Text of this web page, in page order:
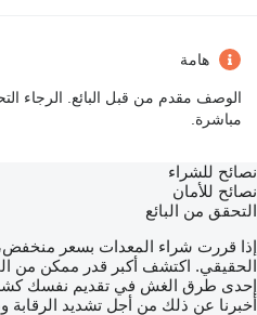
هامة
الوصف مقدم من قبل البائع. الرجاء
مباشرة.
نصائح للشراء
نصائح للأمان
التحقق من البائع
إذا قررت شراء المعدات بسعر منخفض،
الحقيقي. اكتشف أكبر قدر ممكن من
إحدى طرق الغش في تقديم نفسك
أخبرنا عن ذلك من أجل تشديد الرقابة